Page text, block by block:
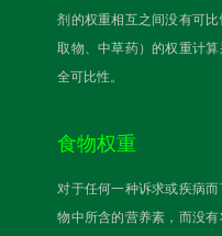
剂的权重相互之间没有可
取物、中草药）的权重计
全可比性。
食物权重
对于任何一种诉求或疾病
物中所含的营养素，而没